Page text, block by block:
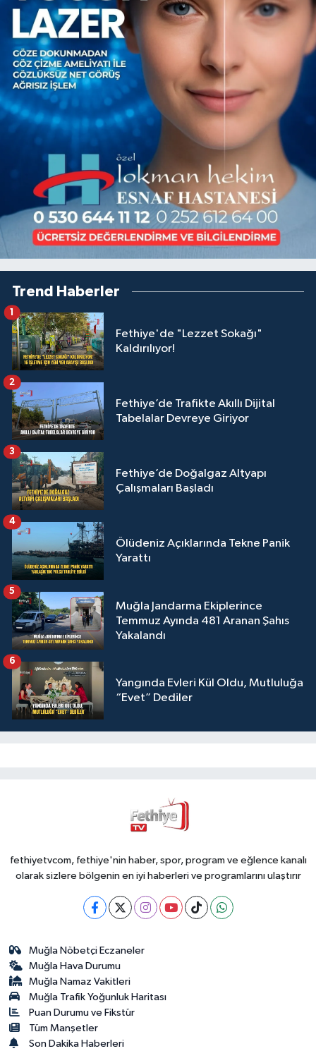
Trend Haberler
Fethiye'de "Lezzet Sokağı"
Kaldırılıyor!
1
Fethiye’de Trafikte Akıllı Dijital
Tabelalar Devreye Giriyor
2
Fethiye’de Doğalgaz Altyapı
Çalışmaları Başladı
3
Ölüdeniz Açıklarında Tekne Panik
Yarattı
4
Muğla Jandarma Ekiplerince
Temmuz Ayında 481 Aranan Şahıs
Yakalandı
5
Yangında Evleri Kül Oldu, Mutluluğa
“Evet” Dediler
6
fethiyetvcom, fethiye'nin haber, spor, program ve eğlence kanalı
olarak sizlere bölgenin en iyi haberleri ve programlarını ulaştırır
Muğla Nöbetçi Eczaneler
Muğla Hava Durumu
Muğla Namaz Vakitleri
Muğla Trafik Yoğunluk Haritası
Puan Durumu ve Fikstür
Tüm Manşetler
Son Dakika Haberleri